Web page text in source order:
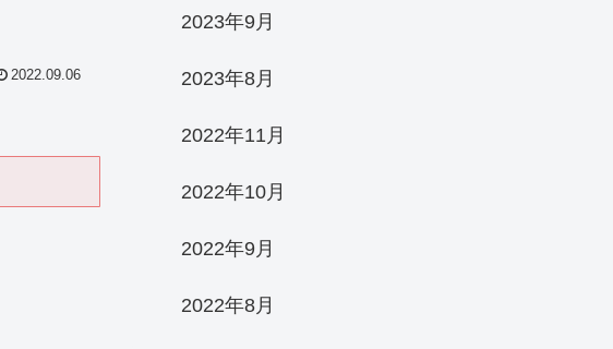
2022.09.06
2023年9月
2023年8月
2022年11月
2022年10月
2022年9月
2022年8月